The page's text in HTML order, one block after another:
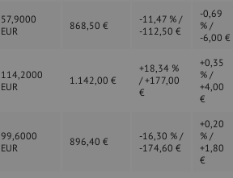
57,9000
EUR
868,50 €
-11,47 % /
-112,50 €
-0,69
% /
-6,00 €
114,2000
EUR
1.142,00 €
+18,34 %
/ +177,00
€
+0,35
% /
+4,00
€
99,6000
EUR
896,40 €
-16,30 % /
-174,60 €
+0,20
% /
+1,80
€